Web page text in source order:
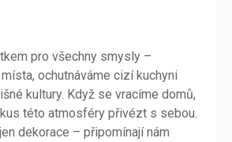
pro všechny smysly –
ochutnáváme cizí kuchyni
kultury. Když se vracíme domů,
této atmosféry přivézt s sebou.
dekorace – připomínají nám